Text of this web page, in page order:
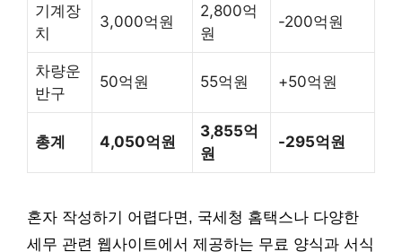
기계장
치
3,000억원
2,800억
원
-200억원
차량운
반구
50억원 55억원 +50억원
총계 4,050억원
3,855억
원
-295억원
혼자 작성하기 어렵다면, 국세청 홈택스나 다양한
세무 관련 웹사이트에서 제공하는 무료 양식과 서식